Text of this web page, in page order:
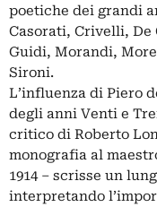
poetiche dei grandi
Casorati, Crivelli, De
Guidi, Morandi,
Sironi.
L’influenza di Piero
degli anni Venti e
critico di Roberto
monografia al
1914 – scrisse un
interpretando